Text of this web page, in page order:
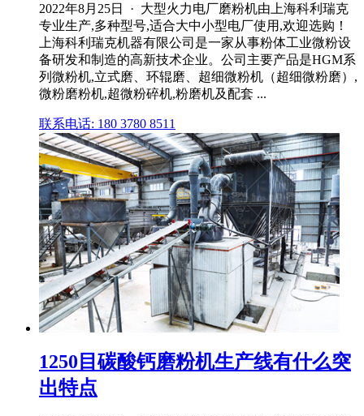
2022年8月25日 · 大型火力电厂磨粉机由上海科利瑞克
专业生产,多种型号,适合大中小型电厂使用,欢迎选购！
上海科利瑞克机器有限公司是一家从事粉体工业微粉设
备研发和制造的高新技术企业。公司主要产品是HGM系
列微粉机,立式磨、环辊磨、超细微粉机（超细微粉磨）,
微粉磨粉机,超微粉碎机,粉磨机及配套 ...
联系电话: 180 3780 8511
1250目碳酸钙磨粉机生产线有什么突
出特点